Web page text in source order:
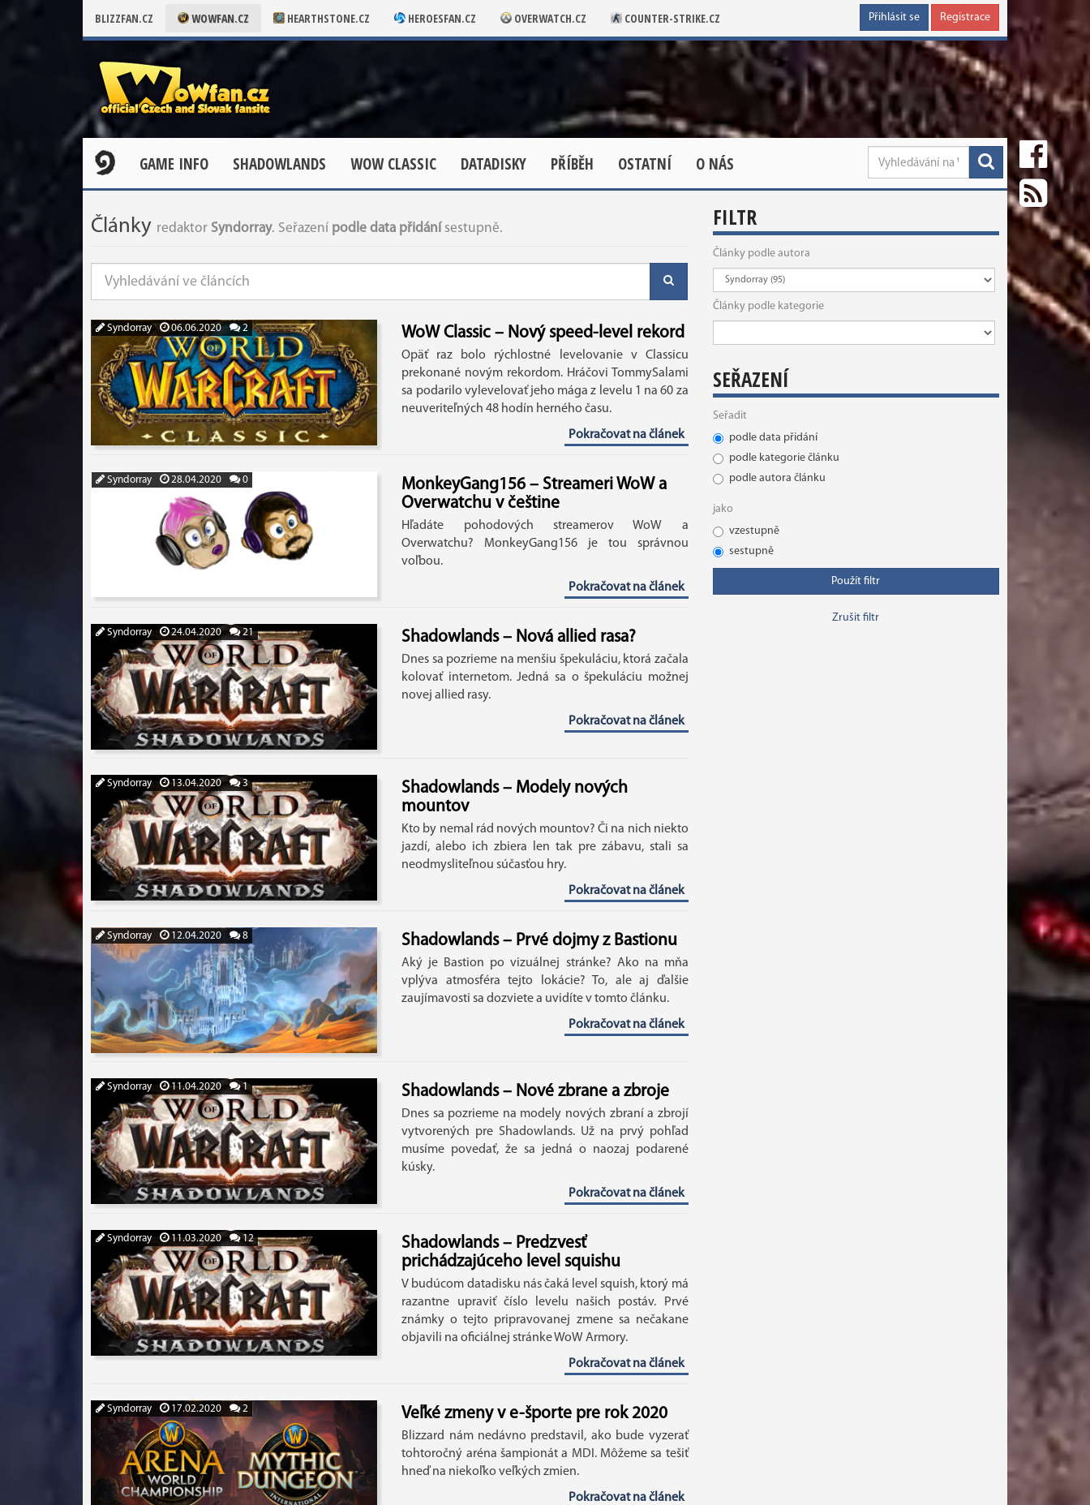
BLIZZFAN.CZ WOWFAN.CZ HEARTHSTONE.CZ HEROESFAN.CZ OVERWATCH.CZ COUNTER-STRIKE.CZ Přihlásit se Registrace
GAME INFO SHADOWLANDS WOW CLASSIC DATADISKY PŘÍBĚH OSTATNÍ O NÁS
Články redaktor Syndorray. Seřazení podle data přidání sestupně.
Syndorray 06.06.2020 2 WoW Classic – Nový speed-level rekord
Opäť raz bolo rýchlostné levelovanie v Classicu
prekonané novým rekordom. Hráčovi TommySalami
sa podarilo vylevelovať jeho mága z levelu 1 na 60 za
neuveriteľných 48 hodín herného času.
Pokračovat na článek
Syndorray 28.04.2020 0
MonkeyGang156 – Streameri WoW a
Overwatchu v češtine
Hľadáte pohodových streamerov WoW a
Overwatchu? MonkeyGang156 je tou správnou
voľbou.
Pokračovat na článek
Syndorray 24.04.2020 21 Shadowlands – Nová allied rasa?
Dnes sa pozrieme na menšiu špekuláciu, ktorá začala
kolovať internetom. Jedná sa o špekuláciu možnej
novej allied rasy.
Pokračovat na článek
Syndorray 13.04.2020 3
Shadowlands – Modely nových
mountov
Kto by nemal rád nových mountov? Či na nich niekto
jazdí, alebo ich zbiera len tak pre zábavu, stali sa
neodmysliteľnou súčasťou hry.
Pokračovat na článek
Syndorray 12.04.2020 8 Shadowlands – Prvé dojmy z Bastionu
Aký je Bastion po vizuálnej stránke? Ako na mňa
vplýva atmosféra tejto lokácie? To, ale aj ďalšie
zaujímavosti sa dozviete a uvidíte v tomto článku.
Pokračovat na článek
Syndorray 11.04.2020 1 Shadowlands – Nové zbrane a zbroje
Dnes sa pozrieme na modely nových zbraní a zbrojí
vytvorených pre Shadowlands. Už na prvý pohľad
musíme povedať, že sa jedná o naozaj podarené
kúsky.
Pokračovat na článek
Syndorray 11.03.2020 12
Shadowlands – Predzvesť
prichádzajúceho level squishu
V budúcom datadisku nás čaká level squish, ktorý má
razantne upraviť číslo levelu našich postáv. Prvé
známky o tejto pripravovanej zmene sa nečakane
objavili na oficiálnej stránke WoW Armory.
Pokračovat na článek
Syndorray 17.02.2020 2 Veľké zmeny v e-športe pre rok 2020
Blizzard nám nedávno predstavil, ako bude vyzerať
tohtoročný aréna šampionát a MDI. Môžeme sa tešiť
hneď na niekoľko veľkých zmien.
Pokračovat na článek
FILTR
Články podle autora
Články podle kategorie
SEŘAZENÍ
Seřadit
podle data přidání
podle kategorie článku
podle autora článku
jako
vzestupně
sestupně
Použít filtr
Zrušit filtr